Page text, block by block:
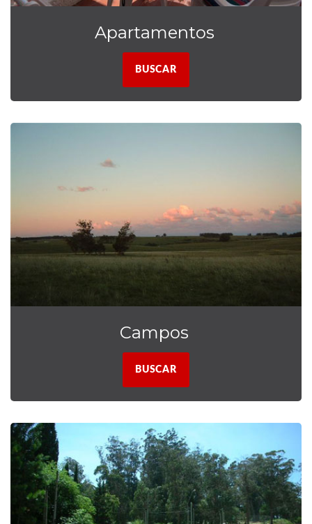
Apartamentos
BUSCAR
Campos
BUSCAR